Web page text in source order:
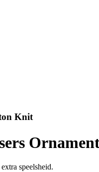
Knit
speelsheid.